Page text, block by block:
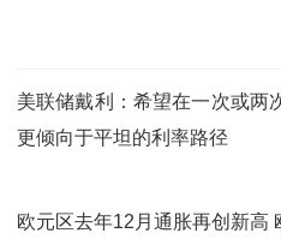
美联储戴利：希望在一次或两
更倾向于平坦的利率路径
欧元区去年12月通胀再创新高